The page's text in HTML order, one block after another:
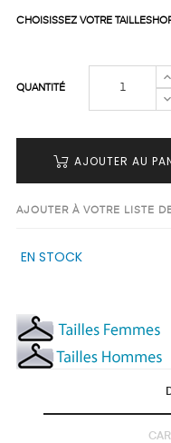
CHOISISSEZ VOTRE
QUANTITÉ
AJOUTER AU
AJOUTER À VOTRE LISTE
EN STOCK